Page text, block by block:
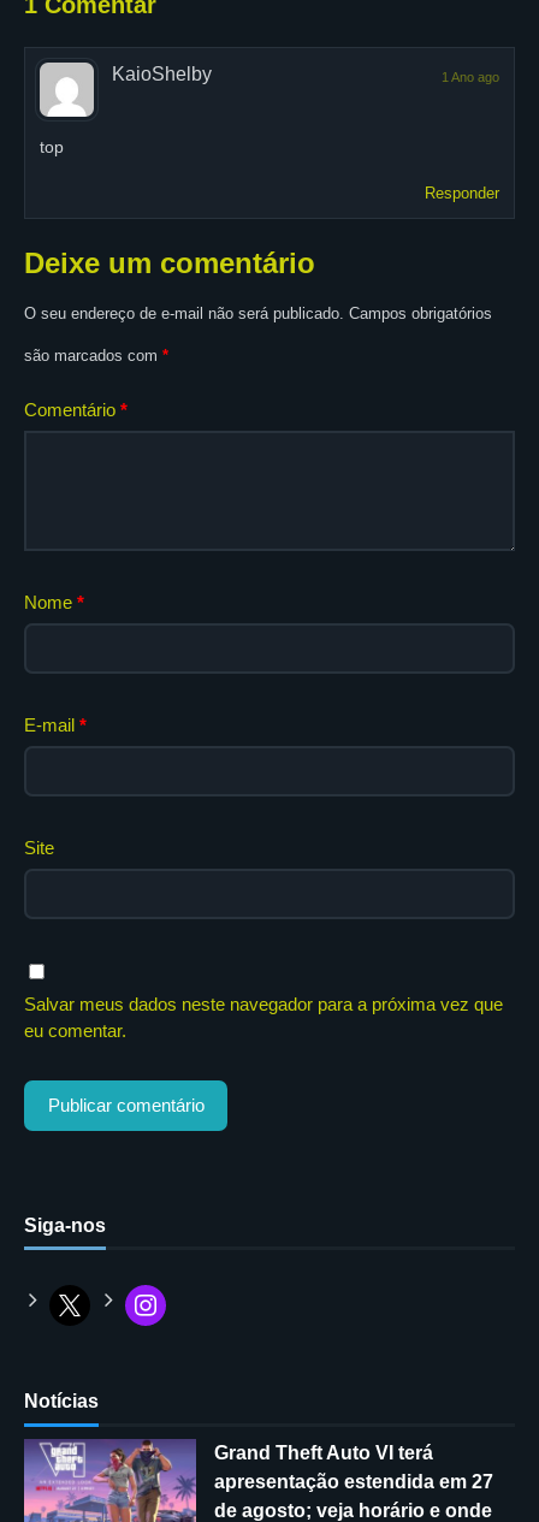
KaioShelby 1 Ano ago
top
Responder
Deixe um comentário
O seu endereço de e-mail não será publicado. Campos obrigatórios
são marcados com *
Comentário *
Nome *
E-mail *
Site
Salvar meus dados neste navegador para a próxima vez que
eu comentar.
Siga-nos
Notícias
Grand Theft Auto VI terá
apresentação estendida em 27
de agosto; veja horário e onde